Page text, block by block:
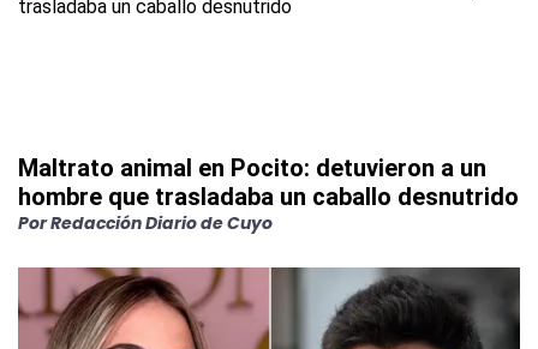
Maltrato animal en Pocito: detuvieron a un
hombre que trasladaba un caballo desnutrido
PorRedacción Diario de Cuyo